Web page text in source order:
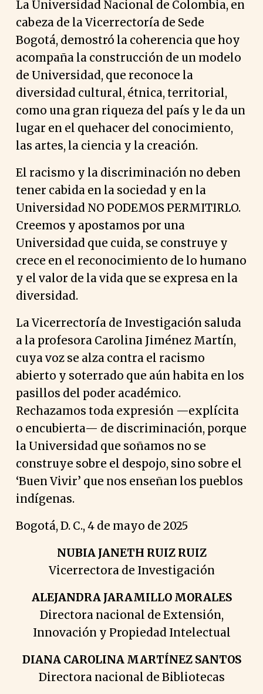
La Universidad Nacional de Colombia, en
cabeza de la Vicerrectoría de Sede
Bogotá, demostró la coherencia que hoy
acompaña la construcción de un modelo
de Universidad, que reconoce la
diversidad cultural, étnica, territorial,
como una gran riqueza del país y le da un
lugar en el quehacer del conocimiento,
las artes, la ciencia y la creación.
El racismo y la discriminación no deben
tener cabida en la sociedad y en la
Universidad NO PODEMOS PERMITIRLO.
Creemos y apostamos por una
Universidad que cuida, se construye y
crece en el reconocimiento de lo humano
y el valor de la vida que se expresa en la
diversidad.
La Vicerrectoría de Investigación saluda
a la profesora Carolina Jiménez Martín,
cuya voz se alza contra el racismo
abierto y soterrado que aún habita en los
pasillos del poder académico.
Rechazamos toda expresión —explícita
o encubierta— de discriminación, porque
la Universidad que soñamos no se
construye sobre el despojo, sino sobre el
‘Buen Vivir’ que nos enseñan los pueblos
indígenas.
Bogotá, D. C., 4 de mayo de 2025
NUBIA JANETH RUIZ RUIZ
Vicerrectora de Investigación
ALEJANDRA JARAMILLO MORALES
Directora nacional de Extensión,
Innovación y Propiedad Intelectual
DIANA CAROLINA MARTÍNEZ SANTOS
Directora nacional de Bibliotecas